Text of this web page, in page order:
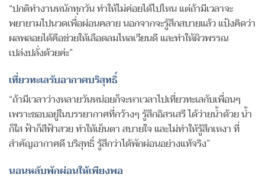
“ปกติทำงานหนักทุกวัน ทำให้ไม่ค่อยได้ไปไหน แต่ถ้ามีเวลาจะ
พยายามไปนวดเพื่อผ่อนคลาย นอกจากจะรู้สึกสบายแล้ว แป้งคิดว่า
ผลพลอยได้คือช่วยให้เลือดลมไหลเวียนดี และทำให้ผิวพรรณ
เปล่งปลั่งด้วยค่ะ”
เที่ยวทะเลรับอากาศบริสุทธิ์
“ถ้ามีเวลาว่างหลายวันหน่อยก็จะหาเวลาไปเที่ยวทะเลกับเพื่อนๆ
เพราะชอบอยู่ในบรรยากาศที่กว้างๆ รู้สึกอิสรเสรี ได้ว่ายน้ำด้วย น้ำ
ก็ใส ฟ้าก็สีฟ้าสวย ทำให้เย็นตา สบายใจ และไม่ทำให้รู้สึกเหงา ที่
สำคัญอากาศดี บริสุทธิ์ รู้สึกว่าได้พักผ่อนอย่างแท้จริง”
นอนหลับพักผ่อนให้เพียงพอ